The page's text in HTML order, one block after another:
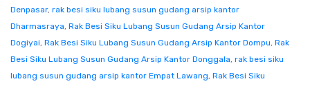
Denpasar, rak besi siku lubang susun gudang arsip kantor
Dharmasraya, Rak Besi Siku Lubang Susun Gudang Arsip Kantor
Dogiyai, Rak Besi Siku Lubang Susun Gudang Arsip Kantor Dompu, Rak
Besi Siku Lubang Susun Gudang Arsip Kantor Donggala, rak besi siku
lubang susun gudang arsip kantor Empat Lawang, Rak Besi Siku